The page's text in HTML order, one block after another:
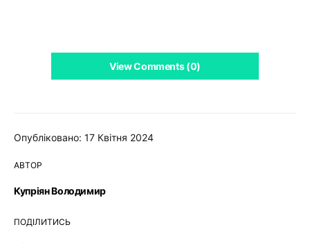
Опубліковано: 17 Квітня 2024
АВТОР
Купріян Володимир
ПОДІЛИТИСЬ
View Comments (0)